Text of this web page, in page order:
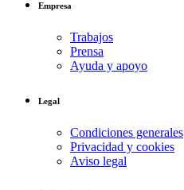
Empresa
Trabajos
Prensa
Ayuda y apoyo
Legal
Condiciones generales
Privacidad y cookies
Aviso legal